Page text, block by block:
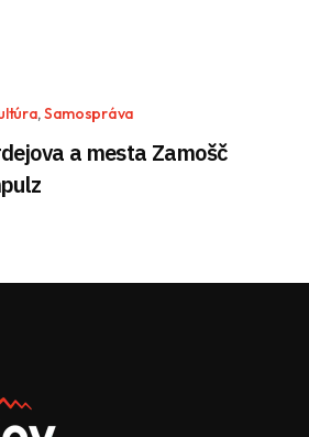
,Samospráva
a mesta Zamošč